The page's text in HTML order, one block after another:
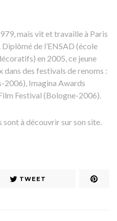
mais vit et travaille à Paris
de l’ENSAD (école
en 2005, ce jeune
des festivals de renoms :
2006), Imagina Awards
Festival (Bologne-2006).
à découvrir sur son site.
TWEET